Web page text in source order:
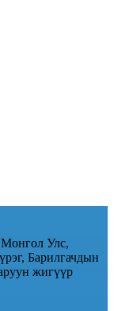
Улс,
Барилгачдын
жигүүр